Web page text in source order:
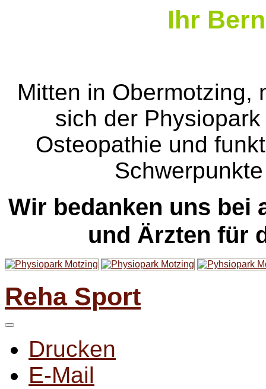
Ihr
Mitten in Obermotzing,
sich der
Osteopathie und
Wir bedanken uns bei
und Ärzten für
Reha Sport
Drucken
E-Mail